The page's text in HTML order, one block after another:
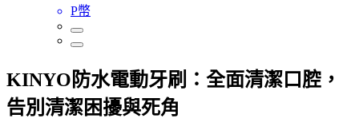
P幣
KINYO防水電動牙刷：全面清潔口腔，
告別清潔困擾與死角